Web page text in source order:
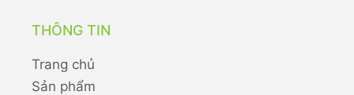
THÔNG TIN
Trang chủ
Sản phẩm